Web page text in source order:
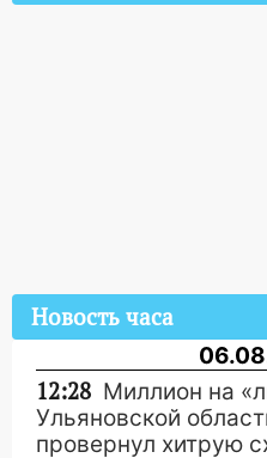
Новость часа
12:28 Миллион на
Ульяновской
провернул хитрую